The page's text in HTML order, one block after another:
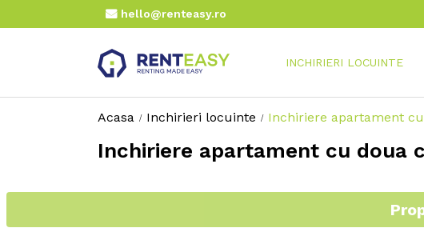
hello@renteasy.ro
INCHIRIERI LOCUINTE
Acasa Inchirieri locuinte Inchiriere apartament
Inchiriere apartament cu doua